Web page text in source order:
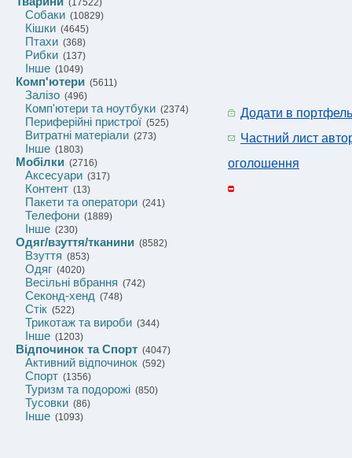
(17522)
Собаки (10829)
Кішки (4645)
Птахи (368)
Рибки (137)
Інше (1049)
Комп'ютери (5611)
Залізо (496)
Комп'ютери та ноутбуки (2374)
Периферійні пристрої (525)
Витратні матеріали (273)
Інше (1803)
Мобілки (2716)
Аксесуари (317)
Контент (13)
Пакети та оператори (241)
Телефони (1889)
Інше (230)
Одяг/взуття/тканини (8582)
Взуття (853)
Одяг (4020)
Весільні вбрання (742)
Секонд-хенд (748)
Стік (522)
Трикотаж та вироби (344)
Інше (1203)
Відпочинок та Спорт (4047)
Активний відпочинок (592)
Спорт (1356)
Туризм та подорожі (850)
Тусовки (86)
Інше (1093)
Додати в портфель
Частний лист
оголошення